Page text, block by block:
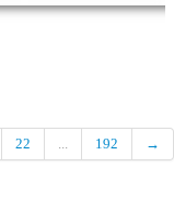
22 ... 192 →